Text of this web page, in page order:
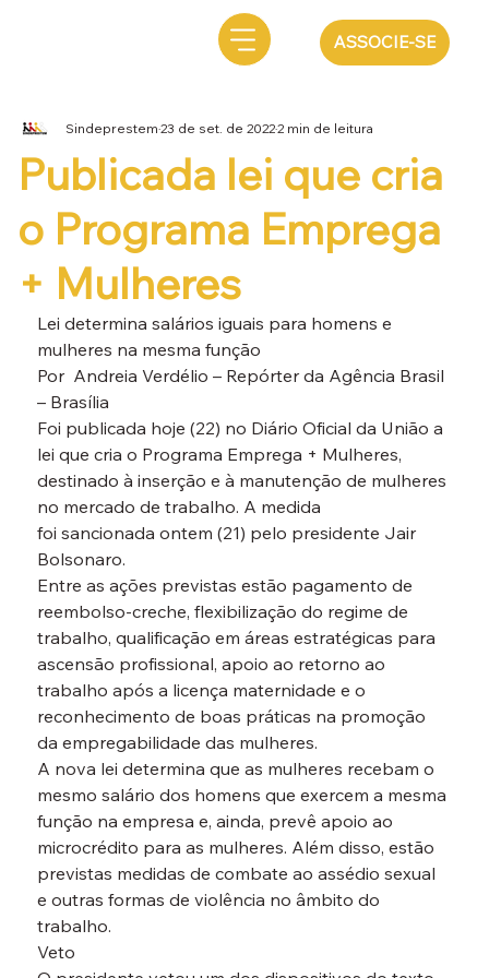
ASSOCIE-SE
Publicada lei que cria
o Programa Emprega
+ Mulheres
Sindeprestem23 de set. de 20222 min de leitura
Lei determina salários iguais para homens e
mulheres na mesma função
Por  Andreia Verdélio – Repórter da Agência Brasil
– Brasília
Foi publicada hoje (22) no Diário Oficial da União a
lei que cria o Programa Emprega + Mulheres,
destinado à inserção e à manutenção de mulheres
no mercado de trabalho. A medida
foi sancionada ontem (21) pelo presidente Jair
Bolsonaro.
Entre as ações previstas estão pagamento de
reembolso-creche, flexibilização do regime de
trabalho, qualificação em áreas estratégicas para
ascensão profissional, apoio ao retorno ao
trabalho após a licença maternidade e o
reconhecimento de boas práticas na promoção
da empregabilidade das mulheres.
A nova lei determina que as mulheres recebam o
mesmo salário dos homens que exercem a mesma
função na empresa e, ainda, prevê apoio ao
microcrédito para as mulheres. Além disso, estão
previstas medidas de combate ao assédio sexual
e outras formas de violência no âmbito do
trabalho.
Veto